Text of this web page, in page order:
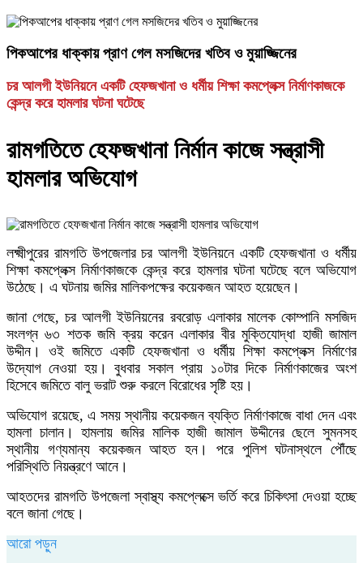
পিকআপের ধাক্কায় প্রাণ গেল মসজিদের খতিব ও মুয়াজ্জিনের
চর আলগী ইউনিয়নে একটি হেফজখানা ও ধর্মীয় শিক্ষা কমপ্লেক্স নির্মাণকাজকে
কেন্দ্র করে হামলার ঘটনা ঘটেছে
রামগতিতে হেফজখানা নির্মান কাজে সন্ত্রাসী
হামলার অভিযোগ
লক্ষ্মীপুরের রামগতি উপজেলার চর আলগী ইউনিয়নে একটি হেফজখানা ও ধর্মীয়
শিক্ষা কমপ্লেক্স নির্মাণকাজকে কেন্দ্র করে হামলার ঘটনা ঘটেছে বলে অভিযোগ
উঠেছে। এ ঘটনায় জমির মালিকপক্ষের কয়েকজন আহত হয়েছেন।
জানা গেছে, চর আলগী ইউনিয়নের রবরোড় এলাকার মালেক কোম্পানি মসজিদ
সংলগ্ন ৬৩ শতক জমি ক্রয় করেন এলাকার বীর মুক্তিযোদ্ধা হাজী জামাল
উদ্দীন। ওই জমিতে একটি হেফজখানা ও ধর্মীয় শিক্ষা কমপ্লেক্স নির্মাণের
উদ্যোগ নেওয়া হয়। বুধবার সকাল প্রায় ১০টার দিকে নির্মাণকাজের অংশ
হিসেবে জমিতে বালু ভরাট শুরু করলে বিরোধের সৃষ্টি হয়।
অভিযোগ রয়েছে, এ সময় স্থানীয় কয়েকজন ব্যক্তি নির্মাণকাজে বাধা দেন এবং
হামলা চালান। হামলায় জমির মালিক হাজী জামাল উদ্দীনের ছেলে সুমনসহ
স্থানীয় গণ্যমান্য কয়েকজন আহত হন। পরে পুলিশ ঘটনাস্থলে পৌঁছে
পরিস্থিতি নিয়ন্ত্রণে আনে।
আহতদের রামগতি উপজেলা স্বাস্থ্য কমপ্লেক্সে ভর্তি করে চিকিৎসা দেওয়া হচ্ছে
বলে জানা গেছে।
আরো পড়ুন